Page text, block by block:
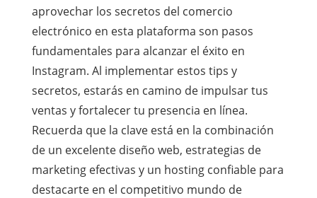
aprovechar los secretos del comercio
electrónico en esta plataforma son pasos
fundamentales para alcanzar el éxito en
Instagram. Al implementar estos tips y
secretos, estarás en camino de impulsar tus
ventas y fortalecer tu presencia en línea.
Recuerda que la clave está en la combinación
de un excelente diseño web, estrategias de
marketing efectivas y un hosting confiable para
destacarte en el competitivo mundo de